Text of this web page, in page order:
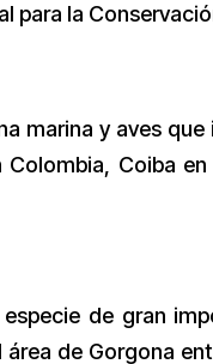
para la
marina y aves que
Coiba
de gran
de Gorgona